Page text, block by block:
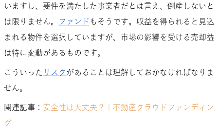
いますし、要件を満たした事業者だとは言え、倒産しないと
は限りません。
ファンド もそうです。収益を得られると見込
まれる物件を選択していますが、市場の影響を受ける売却益
は特に変動があるものです。
こういった リスク があることは理解しておかなければなりま
せん。
関連記事： 安全性は大丈夫？｜不動産クラウドファンディン
グ